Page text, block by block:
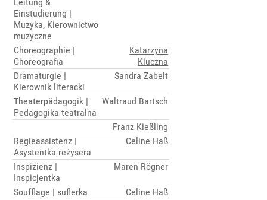
Einstudierung |
Muzyka, Kierownictwo
muzyczne
Choreographie |
Choreografia
Katarzyna
Kluczna
Dramaturgie |
Kierownik literacki
Sandra Zabelt
Theaterpädagogik |
Pedagogika teatralna
Waltraud Bartsch
Franz Kießling
Regieassistenz |
Asystentka reżysera
Celine Haß
Inspizienz |
Inspicjentka
Maren Rögner
Soufflage | suflerka
Celine Haß